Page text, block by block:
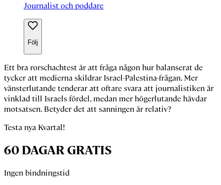
Journalist och poddare
Följ
Ett bra rorschachtestär att fråga någon hur balanserat de
tycker att medierna skildrar Israel-Palestina-frågan. Mer
vänsterlutande tenderar att oftare svara att journalistiken är
vinklad till Israels fördel, medan mer högerlutande hävdar
motsatsen. Betyder det att sanningen är relativ?
Testa nya Kvartal!
60 DAGAR GRATIS
Ingen bindningstid